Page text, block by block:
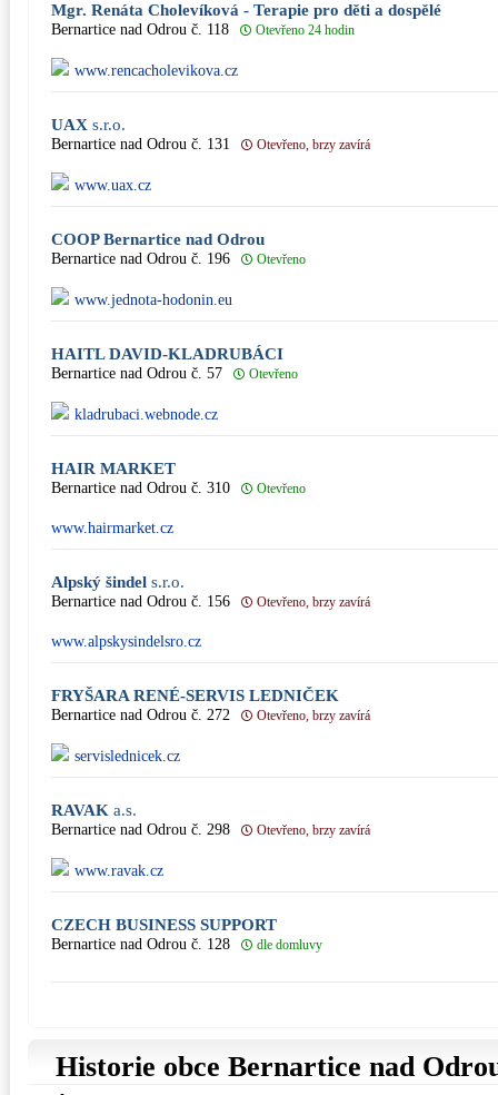
Mgr. Renáta Cholevíková - Terapie pro děti a dospělé
Bernartice nad Odrou č. 118 Otevřeno 24 hodin
www.rencacholevikova.cz
UAX s.r.o.
Bernartice nad Odrou č. 131 Otevřeno, brzy zavírá
www.uax.cz
COOP Bernartice nad Odrou
Bernartice nad Odrou č. 196 Otevřeno
www.jednota-hodonin.eu
HAITL DAVID-KLADRUBÁCI
Bernartice nad Odrou č. 57 Otevřeno
kladrubaci.webnode.cz
HAIR MARKET
Bernartice nad Odrou č. 310 Otevřeno
www.hairmarket.cz
Alpský šindel s.r.o.
Bernartice nad Odrou č. 156 Otevřeno, brzy zavírá
www.alpskysindelsro.cz
FRYŠARA RENÉ-SERVIS LEDNIČEK
Bernartice nad Odrou č. 272 Otevřeno, brzy zavírá
servislednicek.cz
RAVAK a.s.
Bernartice nad Odrou č. 298 Otevřeno, brzy zavírá
www.ravak.cz
CZECH BUSINESS SUPPORT
Bernartice nad Odrou č. 128 dle domluvy
Historie obce Bernartice nad